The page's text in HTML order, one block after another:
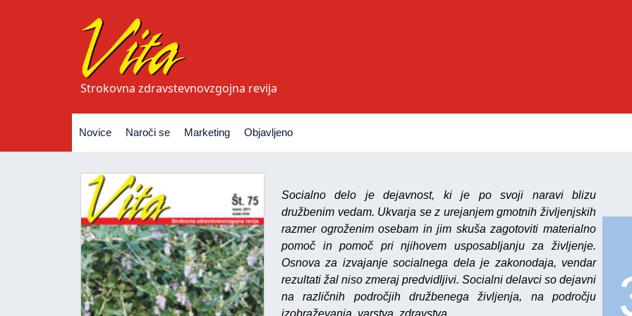
Strokovna zdravstevnovzgojna revija
Novice Naroči se Marketing Objavljeno
Socialno delo je dejavnost, ki je po svoji naravi blizu
družbenim vedam. Ukvarja se z urejanjem gmotnih življenjskih
razmer ogroženim osebam in jim skuša zagotoviti materialno
pomoč in pomoč pri njihovem usposabljanju za življenje.
Osnova za izvajanje socialnega dela je zakonodaja, vendar
rezultati žal niso zmeraj predvidljivi. Socialni delavci so dejavni
na različnih področjih družbenega življenja, na področju